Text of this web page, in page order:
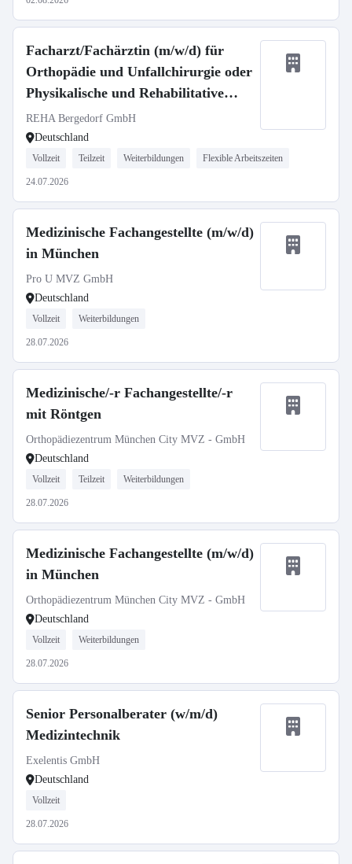
Facharzt/Fachärztin (m/w/d) für
Orthopädie und Unfallchirurgie oder
Physikalische und Rehabilitative
Medizin
REHA Bergedorf GmbH
Deutschland
Vollzeit Teilzeit Weiterbildungen Flexible Arbeitszeiten
24.07.2026
Medizinische Fachangestellte (m/w/d)
in München
Pro U MVZ GmbH
Deutschland
Vollzeit Weiterbildungen
28.07.2026
Medizinische/-r Fachangestellte/-r
mit Röntgen
Orthopädiezentrum München City MVZ - GmbH
Deutschland
Vollzeit Teilzeit Weiterbildungen
28.07.2026
Medizinische Fachangestellte (m/w/d)
in München
Orthopädiezentrum München City MVZ - GmbH
Deutschland
Vollzeit Weiterbildungen
28.07.2026
Senior Personalberater (w/m/d)
Medizintechnik
Exelentis GmbH
Deutschland
Vollzeit
28.07.2026